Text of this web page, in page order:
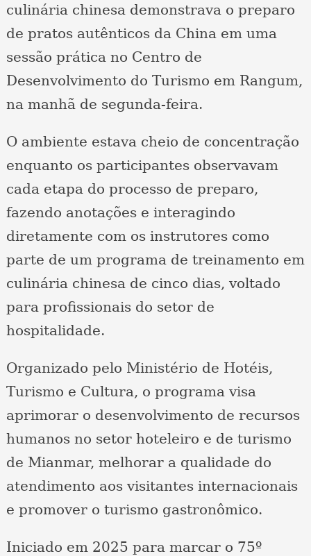
culinária chinesa demonstrava o preparo
de pratos autênticos da China em uma
sessão prática no Centro de
Desenvolvimento do Turismo em Rangum,
na manhã de segunda-feira.
O ambiente estava cheio de concentração
enquanto os participantes observavam
cada etapa do processo de preparo,
fazendo anotações e interagindo
diretamente com os instrutores como
parte de um programa de treinamento em
culinária chinesa de cinco dias, voltado
para profissionais do setor de
hospitalidade.
Organizado pelo Ministério de Hotéis,
Turismo e Cultura, o programa visa
aprimorar o desenvolvimento de recursos
humanos no setor hoteleiro e de turismo
de Mianmar, melhorar a qualidade do
atendimento aos visitantes internacionais
e promover o turismo gastronômico.
Iniciado em 2025 para marcar o 75º